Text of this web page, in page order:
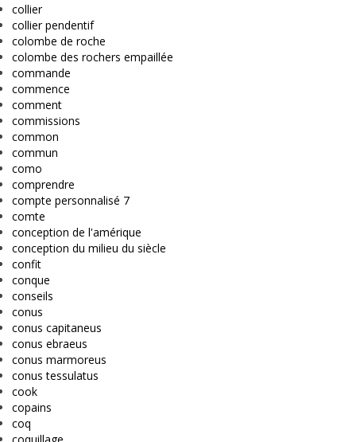
collier
collier pendentif
colombe de roche
colombe des rochers empaillée
commande
commence
comment
commissions
common
commun
como
comprendre
compte personnalisé 7
comte
conception de l'amérique
conception du milieu du siècle
confit
conque
conseils
conus
conus capitaneus
conus ebraeus
conus marmoreus
conus tessulatus
cook
copains
coq
coquillage